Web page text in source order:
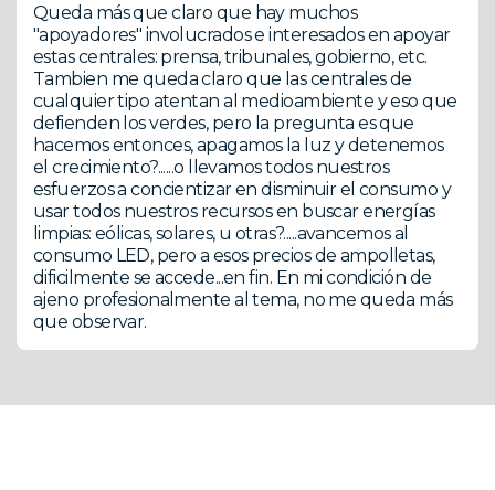
Queda más que claro que hay muchos
"apoyadores" involucrados e interesados en apoyar
estas centrales: prensa, tribunales, gobierno, etc.
Tambien me queda claro que las centrales de
cualquier tipo atentan al medioambiente y eso que
defienden los verdes, pero la pregunta es que
hacemos entonces, apagamos la luz y detenemos
el crecimiento?......o llevamos todos nuestros
esfuerzos a concientizar en disminuir el consumo y
usar todos nuestros recursos en buscar energías
limpias: eólicas, solares, u otras?.....avancemos al
consumo LED, pero a esos precios de ampolletas,
dificilmente se accede...en fin. En mi condición de
ajeno profesionalmente al tema, no me queda más
que observar.